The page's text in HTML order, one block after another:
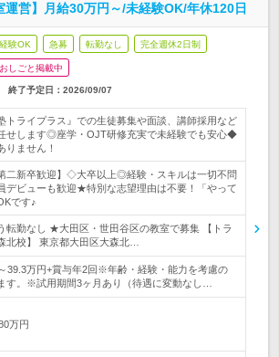
運営】月給30万円～/未経験OK/年休120日
験OK 急募 転勤なし 完全週休2日制
しごと掲載中
終了予定日： 2026/09/07
トライプラス』での生徒募集や面談、講師採用など
せします◎座学・OJT研修充実で未経験でも安心◆
りません！
二新卒歓迎】◇大卒以上◎経験・スキルは一切不問
デビューも歓迎★特別な志望理由は不要！「やって
です♪
転勤なし ★大田区・世田谷区の教室で募集 【トラ
北校】 東京都大田区大森北…
39.3万円+賞与年2回※年齢・経験・能力を考慮の
す。※試用期間3ヶ月あり（待遇に変動なし…
万円